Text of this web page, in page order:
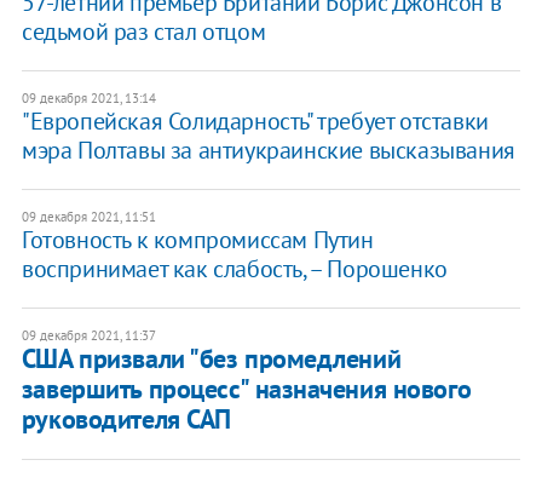
седьмой раз стал отцом
09 декабря 2021, 13:14
"Европейская Солидарность" требует отставки
мэра Полтавы за антиукраинские высказывания
09 декабря 2021, 11:51
Готовность к компромиссам Путин
воспринимает как слабость, – Порошенко
09 декабря 2021, 11:37
США призвали "без промедлений
завершить процесс" назначения нового
руководителя САП